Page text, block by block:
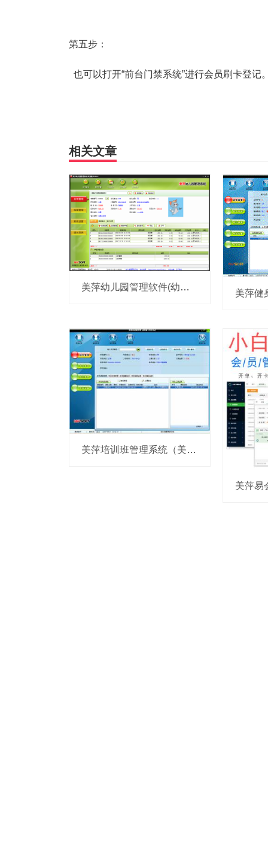
第五步：
也可以打开“前台门禁系统”进行会员刷卡登记
相关文章
美萍幼儿园管理软件(幼儿园管理软件,幼儿园管理系统,幼儿园管理软件,幼儿园管理软件）
美萍培训班管理系统（美萍培训管理软件,培训班管理系统,培训中心学员管理系统）